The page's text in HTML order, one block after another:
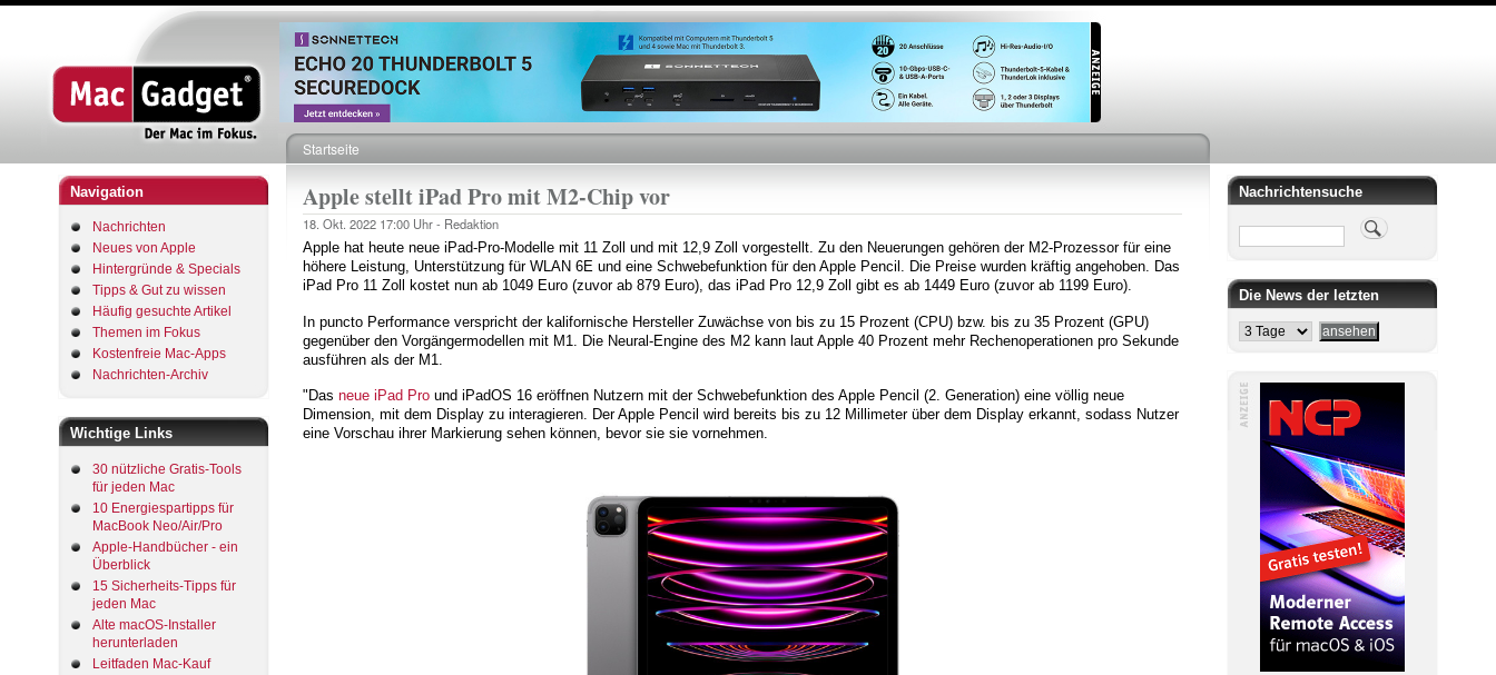
Direkt
zum
Inhalt
Navigation
Nachrichten
Neues von Apple
Hintergründe & Specials
Tipps & Gut zu wissen
Häufig gesuchte Artikel
Themen im Fokus
Kostenfreie Mac-Apps
Nachrichten-Archiv
Wichtige Links
30 nützliche Gratis-Tools
für jeden Mac
10 Energiespartipps für
MacBook Neo/Air/Pro
Apple-Handbücher - ein
Überblick
15 Sicherheits-Tipps für
jeden Mac
Alte macOS-Installer
herunterladen
Leitfaden Mac-Kauf
Pfadnavigation
Startseite
Apple stellt iPad Pro mit M2-Chip vor
18. Okt. 2022 17:00 Uhr - Redaktion
Apple hat heute neue iPad-Pro-Modelle mit 11 Zoll und mit 12,9 Zoll vorgestellt. Zu den Neuerungen gehören der M2-Prozessor für eine
höhere Leistung, Unterstützung für WLAN 6E und eine Schwebefunktion für den Apple Pencil. Die Preise wurden kräftig angehoben. Das
iPad Pro 11 Zoll kostet nun ab 1049 Euro (zuvor ab 879 Euro), das iPad Pro 12,9 Zoll gibt es ab 1449 Euro (zuvor ab 1199 Euro).
In puncto Performance verspricht der kalifornische Hersteller Zuwächse von bis zu 15 Prozent (CPU) bzw. bis zu 35 Prozent (GPU)
gegenüber den Vorgängermodellen mit M1. Die Neural-Engine des M2 kann laut Apple 40 Prozent mehr Rechenoperationen pro Sekunde
ausführen als der M1.
"Das neue iPad Pro und iPadOS 16 eröffnen Nutzern mit der Schwebefunktion des Apple Pencil (2. Generation) eine völlig neue
Dimension, mit dem Display zu interagieren. Der Apple Pencil wird bereits bis zu 12 Millimeter über dem Display erkannt, sodass Nutzer
eine Vorschau ihrer Markierung sehen können, bevor sie sie vornehmen.
Nachrichtensuche
Suche
Die News der letzten